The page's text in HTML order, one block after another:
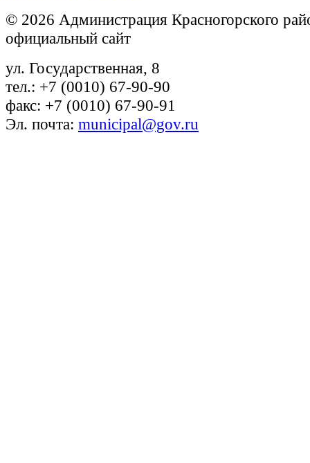
© 2026 Администрация Красногорского
официальный сайт
ул. Государственная, 8
тел.: +7 (0010) 67-90-90
факс: +7 (0010) 67-90-91
Эл. почта: municipal@gov.ru